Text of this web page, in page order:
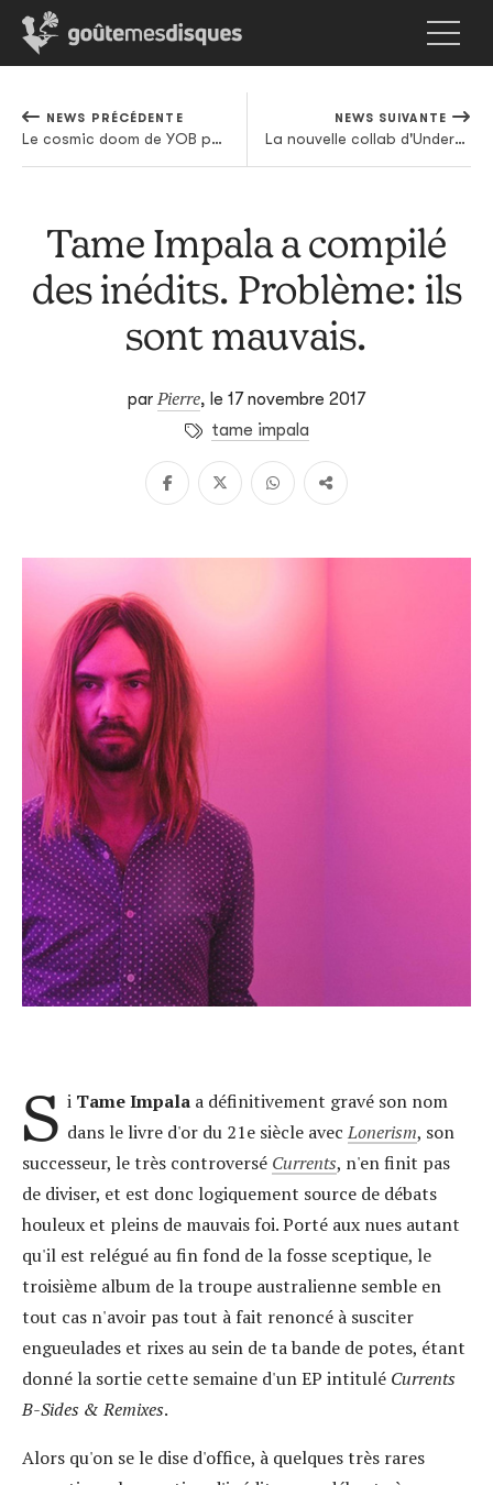
NEWS PRÉCÉDENTE
Le cosmic doom de YOB passe par la case toilettage et réédition grâce à Relapse
NEWS SUIVANTE
La nouvelle collab d'Underground Resistance avec Carhartt, idéal pour passer l'hiver au chaud (et en noir)
Tame Impala a compilé
des inédits. Problème: ils
sont mauvais.
parPierre, le 17 novembre 2017
tame impala
S i Tame Impalaa définitivement gravé son nom
dans le livre d'or du 21e siècle avecLonerism, son
successeur, le très controversé Currents, n'en finit pas
de diviser, et est donc logiquement source de débats
houleux et pleins de mauvais foi. Porté aux nues autant
qu'il est relégué au fin fond de la fosse sceptique, le
troisième album de la troupe australienne semble en
tout cas n'avoir pas tout à fait renoncé à susciter
engueulades et rixes au sein de ta bande de potes, étant
donné la sortie cette semaine d'un EP intitulé Currents
B-Sides & Remixes.
Alors qu'on se le dise d'office, à quelques très rares